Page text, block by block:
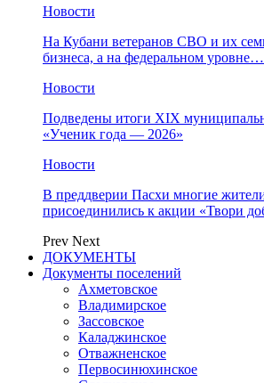
Новости
На Кубани ветеранов СВО и их
бизнеса, а на федеральном уровне…
Новости
Подведены итоги XIX
«Ученик года — 2026»
Новости
В преддверии Пасхи многие
присоединились к акции «Твори
Prev Next
ДОКУМЕНТЫ
Документы поселений
Ахметовское
Владимирское
Зассовское
Каладжинское
Отважненское
Первосинюхинское